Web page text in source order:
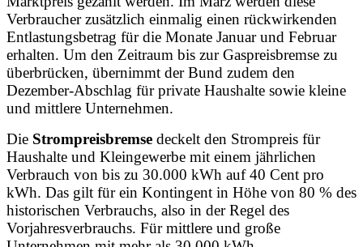
Verbraucher zusätzlich einmalig einen rückwirkenden
Entlastungsbetrag für die Monate Januar und Februar
erhalten. Um den Zeitraum bis zur Gaspreisbremse zu
überbrücken, übernimmt der Bund zudem den
Dezember-Abschlag für private Haushalte sowie kleine
und mittlere Unternehmen.
Die Strompreisbremse deckelt den Strompreis für
Haushalte und Kleingewerbe mit einem jährlichen
Verbrauch von bis zu 30.000 kWh auf 40 Cent pro
kWh. Das gilt für ein Kontingent in Höhe von 80 % des
historischen Verbrauchs, also in der Regel des
Vorjahresverbrauchs. Für mittlere und große